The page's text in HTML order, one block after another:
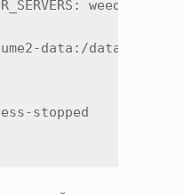
weed-
data:/data
stopped